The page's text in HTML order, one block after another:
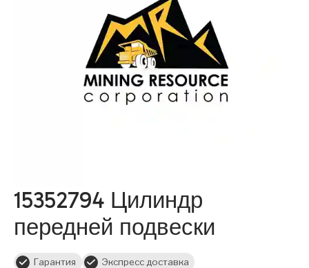
15352794 Цилиндр
передней подвески
Гарантия Экспресс доставка